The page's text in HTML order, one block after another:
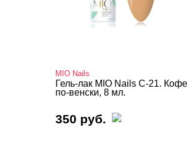
MIO Nails
Гель-лак MIO Nails C-21. Кофе
по-венски, 8 мл.
350 руб.